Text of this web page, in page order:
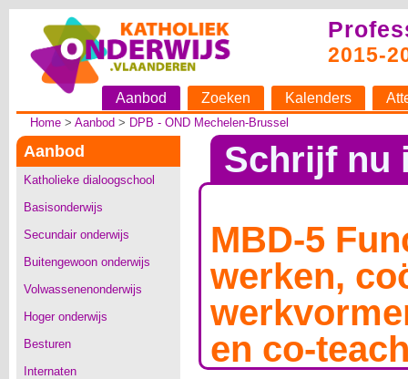
2015-
Aanbod Zoeken Kalenders
Home> Aanbod > DPB - OND Mechelen-Brussel
Aanbod
Katholieke dialoogschool
Basisonderwijs
Secundair onderwijs
Buitengewoon onderwijs
Volwassenenonderwijs
Hoger onderwijs
Besturen
Internaten
Schrijf nu
MBD-5
werken,
en co-